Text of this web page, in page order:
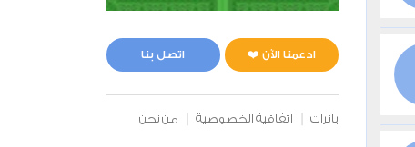
ادعمنا الآن ❤️ اتصل بنا
بانرات اتفاقية الخصوصية من نحن